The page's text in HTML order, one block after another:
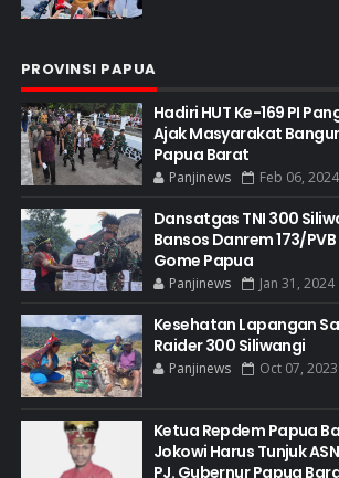
PROVINSI PAPUA
Hadiri HUT Ke-169 PI
Ajak Masyarakat
Papua Barat
Panjinews Feb 06, 2024
Dansatgas TNI 300
Bansos Danrem 173/
Gome Papua
Panjinews Jan 31, 2024
Kesehatan Lapangan
Raider 300 Siliwangi
Panjinews Oct 07, 2023
Ketua Repdem Papua
Jokowi Harus Tunjuk
PJ. Gubernur Papua